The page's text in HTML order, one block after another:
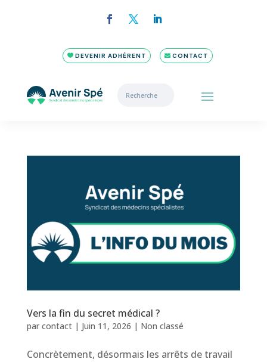
DEVENIR ADHÉRENT CONTACT
Vers la fin du secret médical ?
par contact| Juin 11, 2026 | Non classé
Concrètement, désormais les arrêts de travail